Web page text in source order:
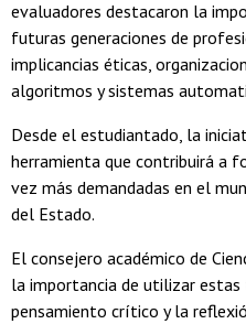
evaluadores destacaron la
futuras generaciones de
implicancias éticas,
algoritmos y sistemas
Desde el estudiantado, la
herramienta que contribuirá a
vez más demandadas en el
del Estado.
El consejero académico de
la importancia de utilizar
pensamiento crítico y la